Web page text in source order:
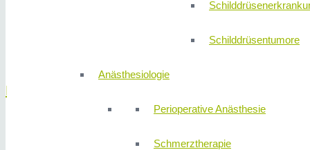
Schilddrüsentumore
Anästhesiologie
Perioperative Anästhesie
Schmerztherapie
Koloproktologie